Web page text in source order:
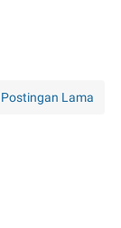
Postingan Lama